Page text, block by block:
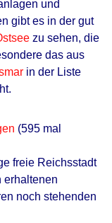
und
gibt es in der gut
zu sehen, die
das aus
in der Liste
(595 mal
freie Reichsstadt
erhaltenen
noch stehenden